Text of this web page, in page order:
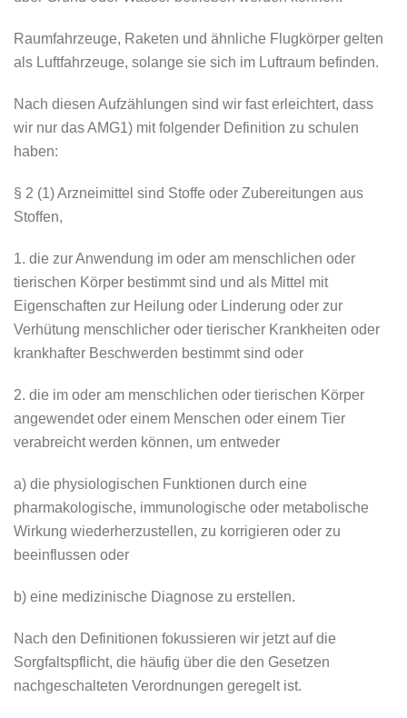
Raumfahrzeuge, Raketen und ähnliche Flugkörper gelten
als Luftfahrzeuge, solange sie sich im Luftraum befinden.
Nach diesen Aufzählungen sind wir fast erleichtert, dass
wir nur das AMG1) mit folgender Definition zu schulen
haben:
§ 2 (1) Arzneimittel sind Stoffe oder Zubereitungen aus
Stoffen,
1. die zur Anwendung im oder am menschlichen oder
tierischen Körper bestimmt sind und als Mittel mit
Eigenschaften zur Heilung oder Linderung oder zur
Verhütung menschlicher oder tierischer Krankheiten oder
krankhafter Beschwerden bestimmt sind oder
2. die im oder am menschlichen oder tierischen Körper
angewendet oder einem Menschen oder einem Tier
verabreicht werden können, um entweder
a) die physiologischen Funktionen durch eine
pharmakologische, immunologische oder metabolische
Wirkung wiederherzustellen, zu korrigieren oder zu
beeinflussen oder
b) eine medizinische Diagnose zu erstellen.
Nach den Definitionen fokussieren wir jetzt auf die
Sorgfaltspflicht, die häufig über die den Gesetzen
nachgeschalteten Verordnungen geregelt ist.